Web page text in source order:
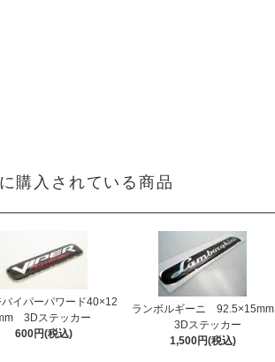
購入されている商品
バイパーパワード40×12
3Dステッカー
600円(税込)
ランボルギーニ 92.5×15mm
3Dステッカー
1,500円(税込)